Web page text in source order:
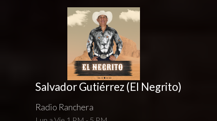
Salvador Gutiérrez (El Negrito)
Radio Ranchera